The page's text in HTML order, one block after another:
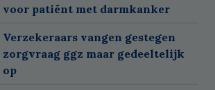
voor patiënt met darmkanker
Verzekeraars vangen gestegen
zorgvraag ggz maar gedeeltelijk
op